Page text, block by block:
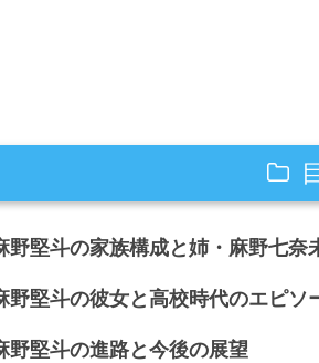
野堅斗の家族構成と姉・麻野七奈
野堅斗の彼女と高校時代のエピソ
野堅斗の進路と今後の展望